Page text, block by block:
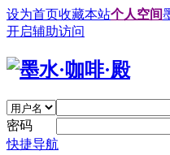
设为首页收藏本站个人空间
开启辅助访问
密码
快捷导航